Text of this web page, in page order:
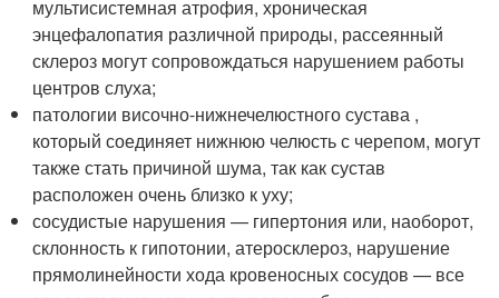
мультисистемная атрофия, хроническая
энцефалопатия различной природы, рассеянный
склероз могут сопровождаться нарушением работы
центров слуха;
патологии височно-нижнечелюстного сустава ,
который соединяет нижнюю челюсть с черепом, могут
также стать причиной шума, так как сустав
расположен очень близко к уху;
сосудистые нарушения — гипертония или, наоборот,
склонность к гипотонии, атеросклероз, нарушение
прямолинейности хода кровеносных сосудов — все